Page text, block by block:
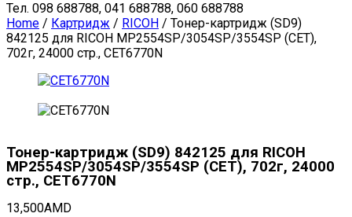
Тел. 098 688788, 041 688788, 060 688788
Home / Картридж / RICOH / Тонер-картридж (SD9)
842125 для RICOH MP2554SP/3054SP/3554SP (CET),
702г, 24000 стр., CET6770N
Тонер-картридж (SD9) 842125 для RICOH
MP2554SP/3054SP/3554SP (CET), 702г, 24000
стр., CET6770N
13,500AMD